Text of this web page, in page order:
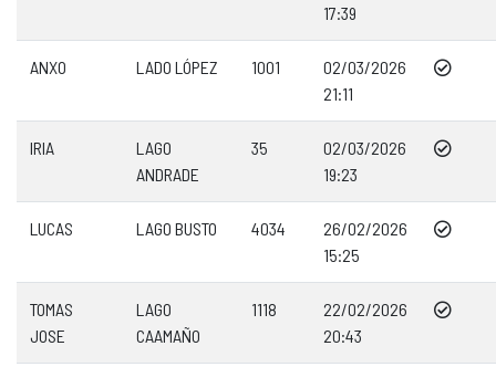
17:39
ANXO LADO LÓPEZ 1001
02/03/2026
21:11
IRIA
LAGO
ANDRADE
35
02/03/2026
19:23
LUCAS LAGO BUSTO 4034
26/02/2026
15:25
TOMAS
JOSE
LAGO
CAAMAÑO
1118
22/02/2026
20:43